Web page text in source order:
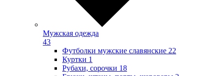
Мужская одежда
43
Футболки мужские славянские 22
Куртки 1
Рубахи, сорочки 18